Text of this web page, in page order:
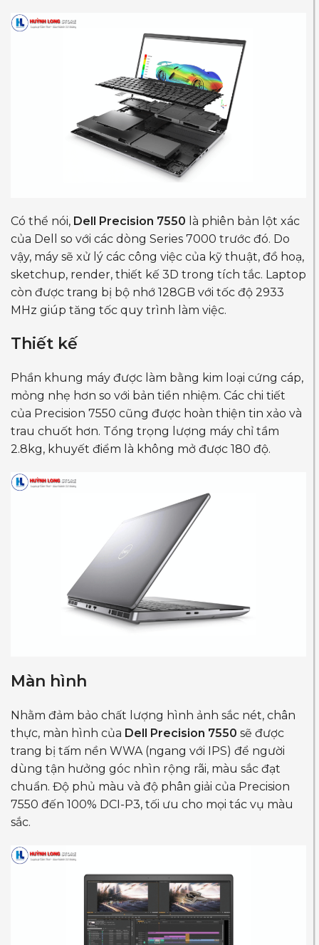
Có thể nói, Dell Precision 7550 là phiên bản lột xác
của Dell so với các dòng Series 7000 trước đó. Do
vậy, máy sẽ xử lý các công việc của kỹ thuật, đồ hoạ,
sketchup, render, thiết kế 3D trong tích tắc. Laptop
còn được trang bị bộ nhớ 128GB với tốc độ 2933
MHz giúp tăng tốc quy trình làm việc.
Thiết kế
Phần khung máy được làm bằng kim loại cứng cáp,
mỏng nhẹ hơn so với bản tiền nhiệm. Các chi tiết
của Precision 7550 cũng được hoàn thiện tin xảo và
trau chuốt hơn. Tổng trọng lượng máy chỉ tầm
2.8kg, khuyết điểm là không mở được 180 độ.
Màn hình
Nhằm đảm bảo chất lượng hình ảnh sắc nét, chân
thực, màn hình của Dell Precision 7550 sẽ được
trang bị tấm nền WWA (ngang với IPS) để người
dùng tận hưởng góc nhìn rộng rãi, màu sắc đạt
chuẩn. Độ phủ màu và độ phân giải của Precision
7550 đến 100% DCI-P3, tối ưu cho mọi tác vụ màu
sắc.